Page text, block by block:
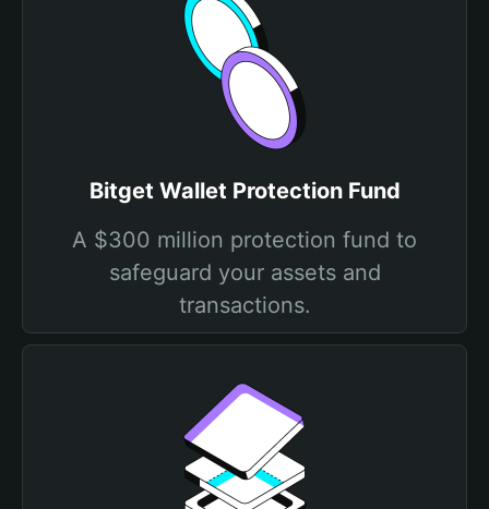
Bitget Wallet Protection Fund
A $300 million protection fund to
safeguard your assets and
transactions.